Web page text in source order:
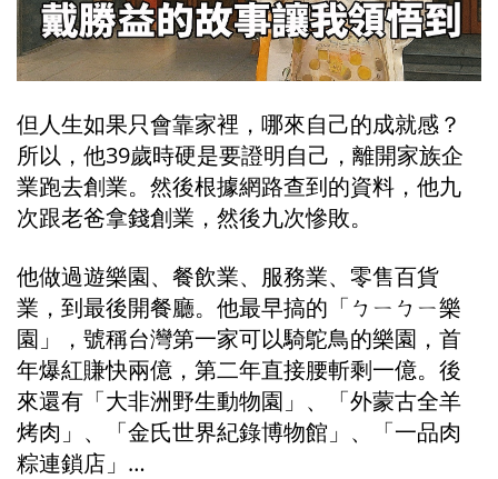
但人生如果只會靠家裡，哪來自己的成就感？
所以，他39歲時硬是要證明自己，離開家族企
業跑去創業。然後根據網路查到的資料，他九
次跟老爸拿錢創業，然後九次慘敗。
他做過遊樂園、餐飲業、服務業、零售百貨
業，到最後開餐廳。他最早搞的「ㄅㄧㄅㄧ樂
園」，號稱台灣第一家可以騎鴕鳥的樂園，首
年爆紅賺快兩億，第二年直接腰斬剩一億。後
來還有「大非洲野生動物園」、「外蒙古全羊
烤肉」、「金氏世界紀錄博物館」、「一品肉
粽連鎖店」…